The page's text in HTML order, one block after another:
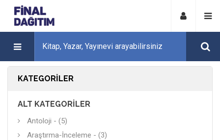
KATEGORILER
ALT KATEGORILER
Antoloji - (5)
Araştırma-İnceleme - (3)